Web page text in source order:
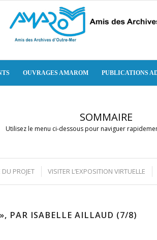
OUVRAGES AMAROM PUBLICATIONS
SOMMAIRE
Utilisez le menu ci-dessous pour naviguer
PROJET VISITER L’EXPOSITION VIRTUELLE
PAR ISABELLE AILLAUD (7/8)